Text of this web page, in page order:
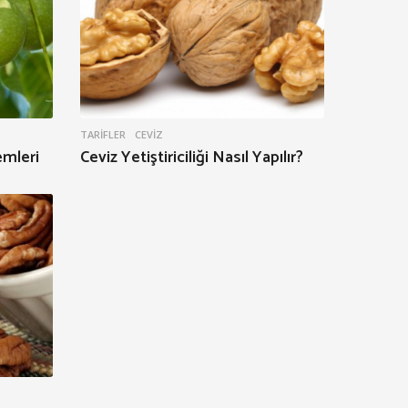
TARIFLER CEVIZ
Ceviz Yetiştiriciliği Nasıl Yapılır?